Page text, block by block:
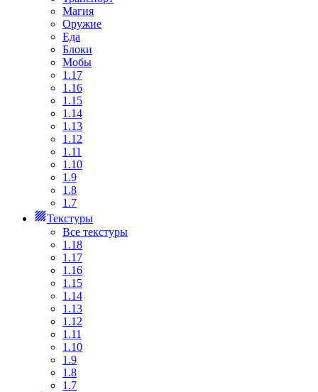
Магия
Оружие
Еда
Блоки
Мобы
1.17
1.16
1.15
1.14
1.13
1.12
1.11
1.10
1.9
1.8
1.7
Текстуры
Все текстуры
1.18
1.17
1.16
1.15
1.14
1.13
1.12
1.11
1.10
1.9
1.8
1.7